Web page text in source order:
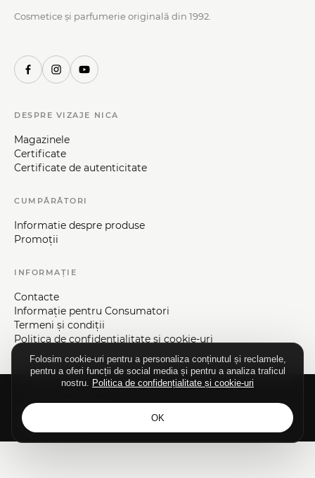
Cosmetice și parfumerie originală din 1992.
DESPRE VIZAJE NICA
Magazinele
Certificate
Certificate de autenticitate
CUMPĂRĂTORI
Informatie despre produse
Promoții
INFORMAȚIE
Contacte
Informaţie pentru Consumatori
Termeni și condiții
Politica de confidențialitate și cookie-uri
Toate drepturile rezervate.
Folosim cookie-uri pentru a personaliza conținutul și reclamele,
pentru a oferi funcții de social media și pentru a analiza traficul
nostru. Politica de confidențialitate și cookie-uri
OK